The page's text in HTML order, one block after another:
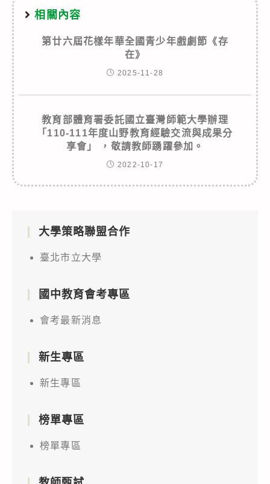
相關內容
第廿六屆花樣年華全國青少年戲劇節《存
在》
2025-11-28
教育部體育署委託國立臺灣師範大學辦理
「110-111年度山野教育經驗交流與成果分
享會」 ，敬請教師踴躍參加。
2022-10-17
大學策略聯盟合作
臺北市立大學
國中教育會考專區
會考最新消息
新生專區
新生專區
榜單專區
榜單專區